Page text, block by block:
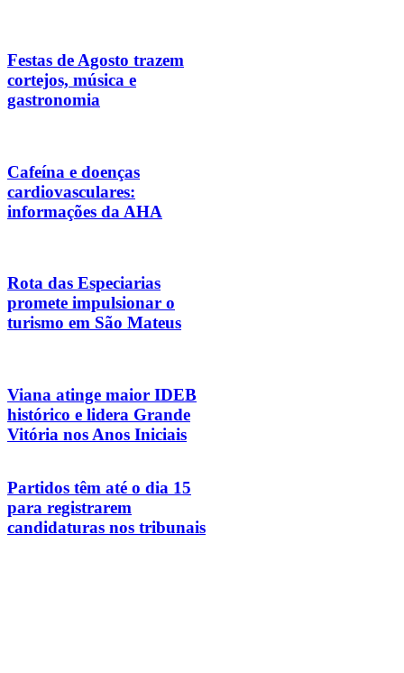
Festas de Agosto trazem
cortejos, música e
gastronomia
Cafeína e doenças
cardiovasculares:
informações da AHA
Rota das Especiarias
promete impulsionar o
turismo em São Mateus
Viana atinge maior IDEB
histórico e lidera Grande
Vitória nos Anos Iniciais
Partidos têm até o dia 15
para registrarem
candidaturas nos tribunais